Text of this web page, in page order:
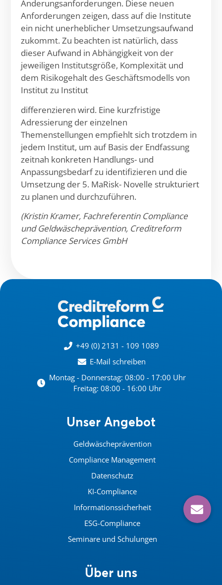
Änderungsanforderungen. Diese neuen
Anforderungen zeigen, dass auf die Institute
ein nicht unerheblicher Umsetzungsaufwand
zukommt. Zu beachten ist natürlich, dass
dieser Aufwand in Abhängigkeit von der
jeweiligen Institutsgröße, Komplexität und
dem Risikogehalt des Geschäftsmodells von
Institut zu Institut
differenzieren wird. Eine kurzfristige
Adressierung der einzelnen
Themenstellungen empfiehlt sich trotzdem in
jedem Institut, um auf Basis der Endfassung
zeitnah konkreten Handlungs- und
Anpassungsbedarf zu identifizieren und die
Umsetzung der 5. MaRisk- Novelle strukturiert
zu planen und durchzuführen.
(Kristin Kramer, Fachreferentin Compliance
und Geldwäscheprävention, Creditreform
Compliance Services GmbH
+49 (0) 2131 - 109 1089
E-Mail schreiben
Montag - Donnerstag: 08:00 - 17:00 Uhr
Freitag: 08:00 - 16:00 Uhr
Unser Angebot
Geldwäscheprävention
Compliance Management
Datenschutz
KI-Compliance
Informationssicherheit
ESG-Compliance
Seminare und Schulungen
Über uns